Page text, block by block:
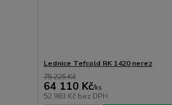
Lednice Tefcold RK 1420 nerez
75 225 Kč
64 110 Kč/ks
52 983 Kč bez DPH